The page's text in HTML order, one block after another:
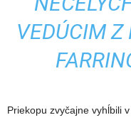
VEDÚCIM Z
Priekopu zvyčajne vyhĺbili